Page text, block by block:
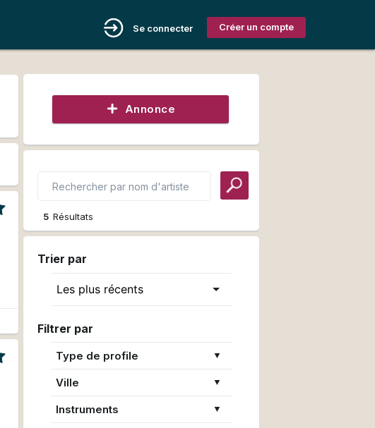
Créer un compte
Se connecter
Annonce
5 Résultats
Trier par
Filtrer par
Type de profile ▼
Ville ▼
Instruments ▼